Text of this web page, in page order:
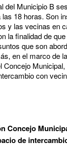
del Municipio B
18 horas. Son
y las vecinas en
la finalidad de
que son
en el marco de
Concejo
con
Concejo
de